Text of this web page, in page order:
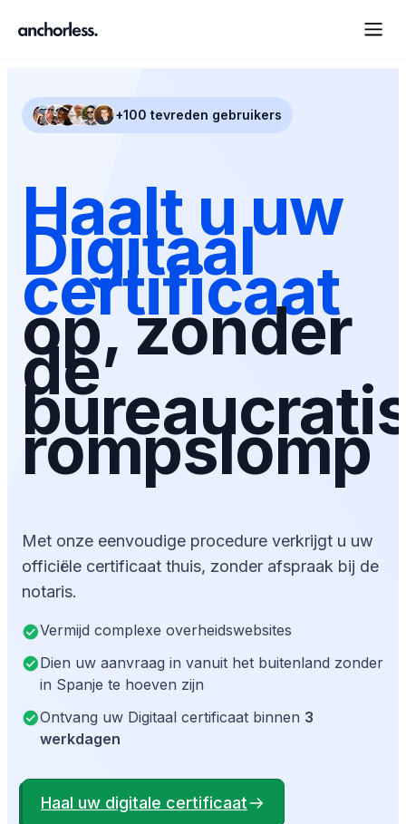
+100 tevreden gebruikers
Haalt u uw
Digitaal
certificaat
op, zonder
de
rompslomp
Met onze eenvoudige procedure verkrijgt u uw
officiële certificaat thuis, zonder afspraak bij de
notaris.
Vermijd complexe overheidswebsites
Dien uw aanvraag in vanuit het buitenland zonder
in Spanje te hoeven zijn
Ontvang uw Digitaal certificaat binnen 3
werkdagen
Haal uw digitale certificaat